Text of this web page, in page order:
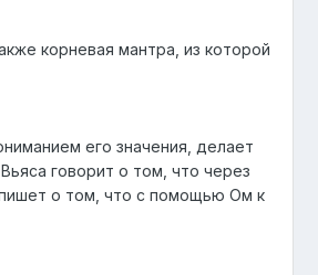
корневая мантра, из которой
его значения, делает
говорит о том, что через
о том, что с помощью Ом к